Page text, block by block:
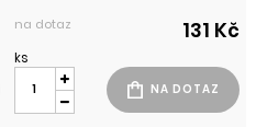
na dotaz 131 Kč
ks